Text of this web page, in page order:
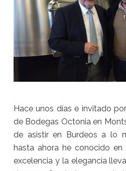
Hace unos días e invitado
de Bodegas Octonia en
de asistir en Burdeos a lo
hasta ahora he conocido
excelencia y la elegancia